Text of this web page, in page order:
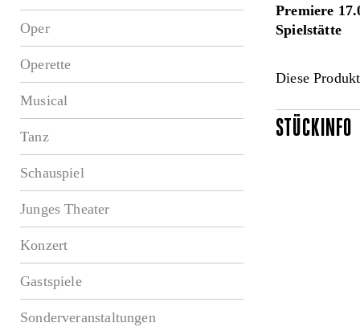
Oper
Operette
Musical
Tanz
Schauspiel
Junges Theater
Konzert
Gastspiele
Sonderveranstaltungen
Premiere
Spielstätte
Diese
STÜCKINFO